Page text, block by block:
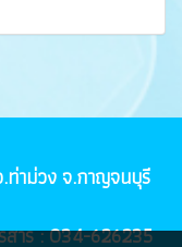
ท่าม่วง จ.กาญจนบุรี
สาร : 034-626235